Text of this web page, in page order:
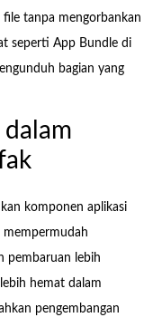
tanpa mengorbankan
seperti App Bundle di
bagian yang
komponen aplikasi
mempermudah
pembaruan lebih
hemat dalam
pengembangan